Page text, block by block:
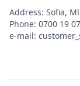
Address: Sofia,
Phone: 0700 19
e-mail: